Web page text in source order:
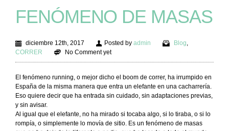
FENÓMENO DE MASAS
diciembre 12th, 2017 Posted by admin Blog,
CORRER
No Comment yet
El fenómeno running, o mejor dicho el boom de correr, ha irrumpido en
España de la misma manera que entra un elefante en una cacharrería.
Eso quiere decir que ha entrada sin cuidado, sin adaptaciones previas,
y sin avisar.
Al igual que el elefante, no ha mirado si tocaba algo, si lo tiraba, o si lo
rompía, o simplemente lo movía de sitio. Es un fenómeno de masas